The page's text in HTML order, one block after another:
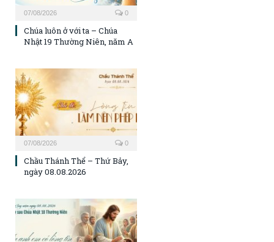
07/08/2026 0
Chúa luôn ở với ta – Chúa
Nhật 19 Thường Niên, năm A
07/08/2026 0
Chầu Thánh Thể – Thứ Bảy,
ngày 08.08.2026